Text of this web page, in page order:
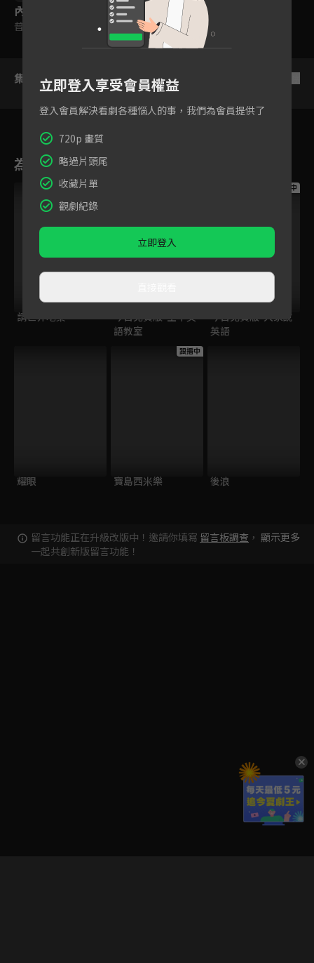
內容標籤
普遍級
集數列表
為您推薦
跟播中
請世界吃桌
今日免費版-空中英
語教室
跟播中
今日免費版-大家說
英語
耀眼
跟播中
寶島西米樂 後浪
留言功能正在升級改版中！邀請你填寫 留言板調查 ，
一起共創新版留言功能！
顯示更多
立即登入享受會員權益
登入會員解決看劇各種惱人的事，我們為會員提供了
720p 畫質
略過片頭尾
收藏片單
觀劇紀錄
立即登入